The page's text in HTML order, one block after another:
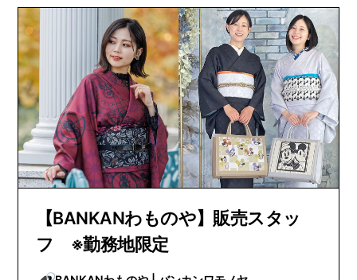
島県｜香川県｜愛媛県｜高知県｜福岡県｜佐賀県｜
長崎県｜熊本県｜大分県｜宮崎県｜鹿児島県｜沖縄
【BANKANわものや】販売スタッ
フ ※勤務地限定